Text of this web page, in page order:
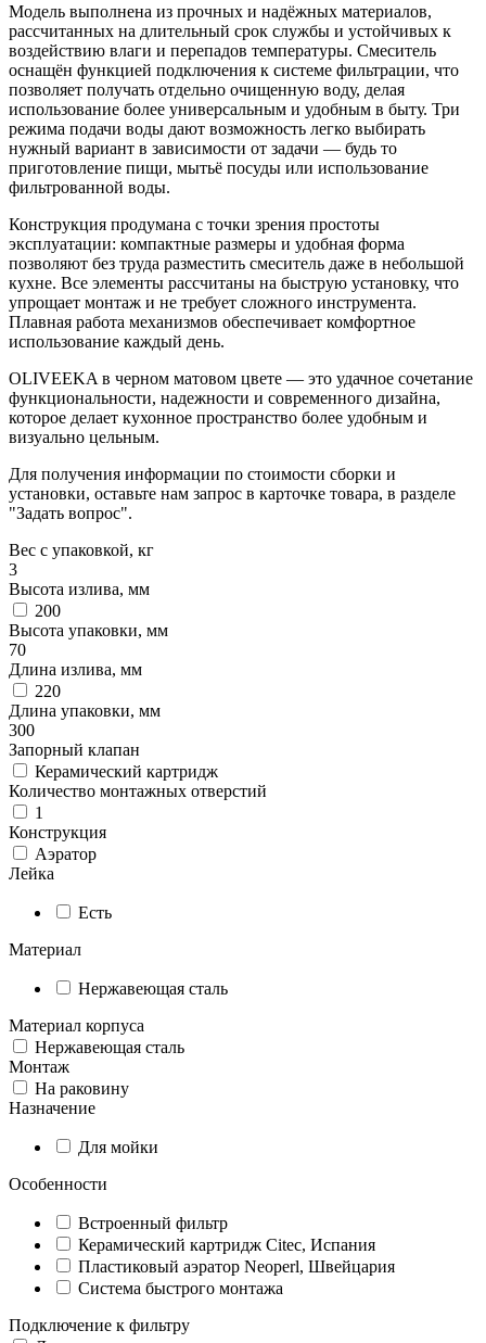
Модель выполнена из прочных и надёжных материалов,
рассчитанных на длительный срок службы и устойчивых к
воздействию влаги и перепадов температуры. Смеситель
оснащён функцией подключения к системе фильтрации, что
позволяет получать отдельно очищенную воду, делая
использование более универсальным и удобным в быту. Три
режима подачи воды дают возможность легко выбирать
нужный вариант в зависимости от задачи — будь то
приготовление пищи, мытьё посуды или использование
фильтрованной воды.
Конструкция продумана с точки зрения простоты
эксплуатации: компактные размеры и удобная форма
позволяют без труда разместить смеситель даже в небольшой
кухне. Все элементы рассчитаны на быструю установку, что
упрощает монтаж и не требует сложного инструмента.
Плавная работа механизмов обеспечивает комфортное
использование каждый день.
OLIVEEKA в черном матовом цвете — это удачное сочетание
функциональности, надежности и современного дизайна,
которое делает кухонное пространство более удобным и
визуально цельным.
Для получения информации по стоимости сборки и
установки, оставьте нам запрос в карточке товара, в разделе
"Задать вопрос".
Вес с упаковкой, кг
3
Высота излива, мм
200
Высота упаковки, мм
70
Длина излива, мм
220
Длина упаковки, мм
300
Запорный клапан
Керамический картридж
Количество монтажных отверстий
1
Конструкция
Аэратор
Лейка
Есть
Материал
Нержавеющая сталь
Материал корпуса
Нержавеющая сталь
Монтаж
На раковину
Назначение
Для мойки
Особенности
Встроенный фильтр
Керамический картридж Citec, Испания
Пластиковый аэратор Neoperl, Швейцария
Система быстрого монтажа
Подключение к фильтру